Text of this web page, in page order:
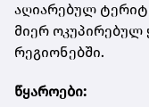
აღიარებულ
მიერ ოკუპირებულ
რეგიონებში.
წყაროები: